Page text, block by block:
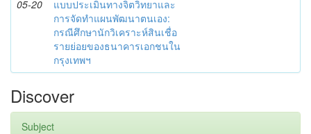
05-20
แบบประเมินทางจิตวิทยาและ
การจัดทำแผนพัฒนาตนเอง:
กรณีศึกษานักวิเคราะห์สินเชื่อ
รายย่อยของธนาคารเอกชนใน
กรุงเทพฯ
Discover
Subject